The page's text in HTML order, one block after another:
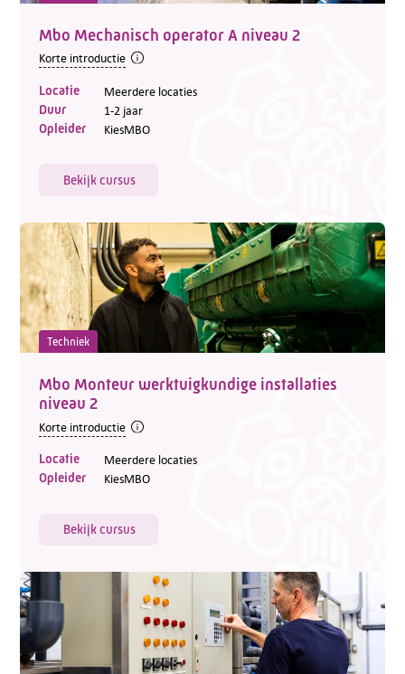
Mbo Mechanisch operator A niveau 2
Korte introductie
Locatie Meerdere locaties
Duur 1-2 jaar
Opleider KiesMBO
Bekijk cursus
Techniek
Mbo Monteur werktuigkundige installaties
niveau 2
Korte introductie
Locatie Meerdere locaties
Opleider KiesMBO
Bekijk cursus